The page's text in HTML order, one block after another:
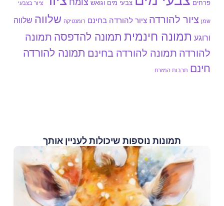
פרחים צבעי מים וגואש ציור בצבעי
שמן ציור להורדה ציור להורדה בחינם רומנטיקה שלווה שלווה
ורוגע תמונה חינמית תמונה להדפסה תמונה
להורדה תמונה להורדה בחינם תמונה להורדה
חינם תרבות המזרח
תמונות נוספות שיכולות לעניין אותך